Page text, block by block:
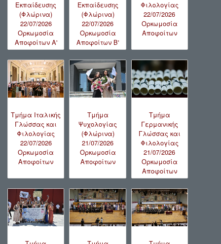
Εκπαίδευσης
(Φλώρινα)
22/07/2026
Ορκωμοσία
Αποφοίτων A'
Εκπαίδευσης
(Φλώρινα)
22/07/2026
Ορκωμοσία
Αποφοίτων B'
Φιλολογίας
22/07/2026
Ορκωμοσία
Αποφοίτων
Τμήμα Ιταλικής
Γλώσσας και
Φιλολογίας
22/07/2026
Ορκωμοσία
Αποφοίτων
Τμήμα
Ψυχολογίας
(Φλώρινα)
21/07/2026
Ορκωμοσία
Αποφοίτων
Τμήμα
Γερμανικής
Γλώσσας και
Φιλολογίας
21/07/2026
Ορκωμοσία
Αποφοίτων